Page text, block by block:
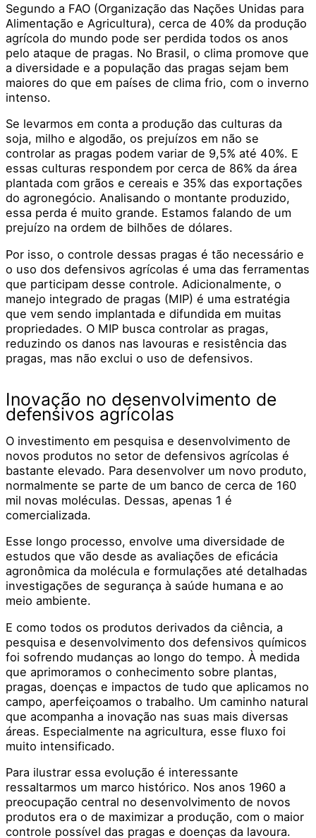
Segundo a FAO (Organização das Nações Unidas para
Alimentação e Agricultura), cerca de 40% da produção
agrícola do mundo pode ser perdida todos os anos
pelo ataque de pragas. No Brasil, o clima promove que
a diversidade e a população das pragas sejam bem
maiores do que em países de clima frio, com o inverno
intenso.
Se levarmos em conta a produção das culturas da
soja, milho e algodão, os prejuízos em não se
controlar as pragas podem variar de 9,5% até 40%. E
essas culturas respondem por cerca de 86% da área
plantada com grãos e cereais e 35% das exportações
do agronegócio. Analisando o montante produzido,
essa perda é muito grande. Estamos falando de um
prejuízo na ordem de bilhões de dólares.
Por isso, o controle dessas pragas é tão necessário e
o uso dos defensivos agrícolas é uma das ferramentas
que participam desse controle. Adicionalmente, o
manejo integrado de pragas (MIP) é uma estratégia
que vem sendo implantada e difundida em muitas
propriedades. O MIP busca controlar as pragas,
reduzindo os danos nas lavouras e resistência das
pragas, mas não exclui o uso de defensivos.
Inovação no desenvolvimento de
defensivos agrícolas
O investimento em pesquisa e desenvolvimento de
novos produtos no setor de defensivos agrícolas é
bastante elevado. Para desenvolver um novo produto,
normalmente se parte de um banco de cerca de 160
mil novas moléculas. Dessas, apenas 1 é
comercializada.
Esse longo processo, envolve uma diversidade de
estudos que vão desde as avaliações de eficácia
agronômica da molécula e formulações até detalhadas
investigações de segurança à saúde humana e ao
meio ambiente.
E como todos os produtos derivados da ciência, a
pesquisa e desenvolvimento dos defensivos químicos
foi sofrendo mudanças ao longo do tempo. À medida
que aprimoramos o conhecimento sobre plantas,
pragas, doenças e impactos de tudo que aplicamos no
campo, aperfeiçoamos o trabalho. Um caminho natural
que acompanha a inovação nas suas mais diversas
áreas. Especialmente na agricultura, esse fluxo foi
muito intensificado.
Para ilustrar essa evolução é interessante
ressaltarmos um marco histórico. Nos anos 1960 a
preocupação central no desenvolvimento de novos
produtos era o de maximizar a produção, com o maior
controle possível das pragas e doenças da lavoura.